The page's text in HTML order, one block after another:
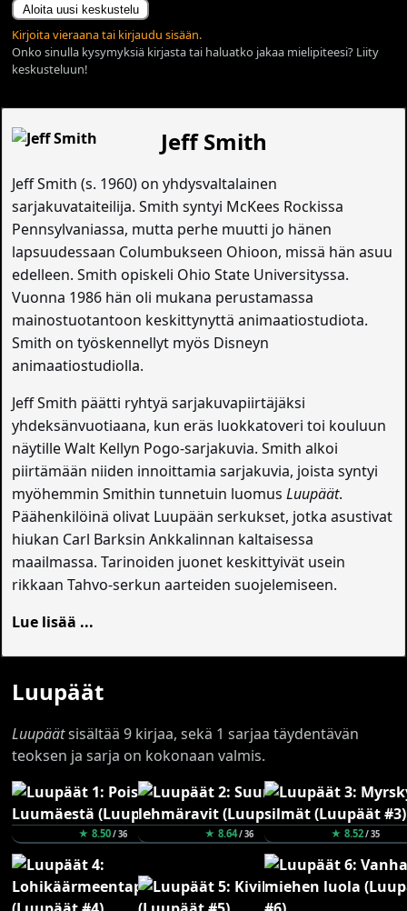
Aloita uusi keskustelu
Kirjoita vieraana tai kirjaudu sisään.
Onko sinulla kysymyksiä kirjasta tai haluatko jakaa mielipiteesi? Liity
keskusteluun!
Jeff Smith
Jeff Smith (s. 1960) on yhdysvaltalainen
sarjakuvataiteilija. Smith syntyi McKees Rockissa
Pennsylvaniassa, mutta perhe muutti jo hänen
lapsuudessaan Columbukseen Ohioon, missä hän asuu
edelleen. Smith opiskeli Ohio State Universityssa.
Vuonna 1986 hän oli mukana perustamassa
mainostuotantoon keskittynyttä animaatiostudiota.
Smith on työskennellyt myös Disneyn
animaatiostudiolla.
Jeff Smith päätti ryhtyä sarjakuvapiirtäjäksi
yhdeksänvuotiaana, kun eräs luokkatoveri toi kouluun
näytille Walt Kellyn Pogo-sarjakuvia. Smith alkoi
piirtämään niiden innoittamia sarjakuvia, joista syntyi
myöhemmin Smithin tunnetuin luomusLuupäät.
Päähenkilöinä olivat Luupään serkukset, jotka asustivat
hiukan Carl Barksin Ankkalinnan kaltaisessa
maailmassa. Tarinoiden juonet keskittyivät usein
rikkaan Tahvo-serkun aarteiden suojelemiseen.
Lue lisää ...
Luupäät
Luupäätsisältää 9 kirjaa, sekä 1 sarjaa täydentävän
teoksen ja sarja on kokonaan valmis.
★ 8.50/ 36 ★ 8.64/ 36 ★ 8.52/ 35